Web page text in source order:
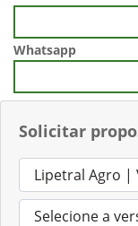
Solicitar
Whatsapp